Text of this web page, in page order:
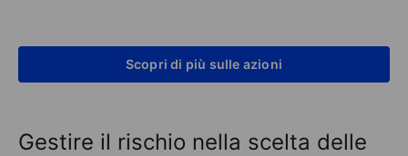
Scopri di più sulle azioni
Gestire il rischio nella scelta delle